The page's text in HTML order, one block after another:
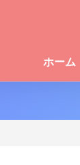
ホーム